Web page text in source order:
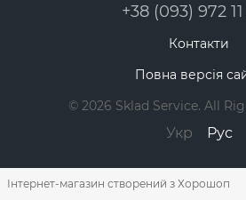
+38 (093) 972
Контакти
Повна версія
© 2026 Sklad Service. All
Укр Рус
Інтернет-магазин створений з Хорошоп